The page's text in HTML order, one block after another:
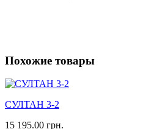
Похожие товары
СУЛТАН 3-2
15 195.00 грн.